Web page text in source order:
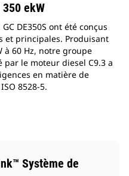
ekW
DE350S ont été conçus
et principales. Produisant
à 60 Hz, notre groupe
par le moteur diesel C9.3 a
en matière de
8528-5.
Système de